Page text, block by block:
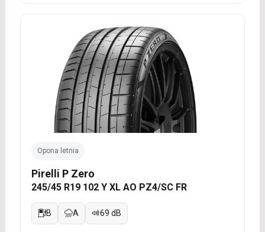
Opona letnia
Pirelli P Zero
245/45 R19 102 Y XL AO PZ4/SC FR
B A 69 dB